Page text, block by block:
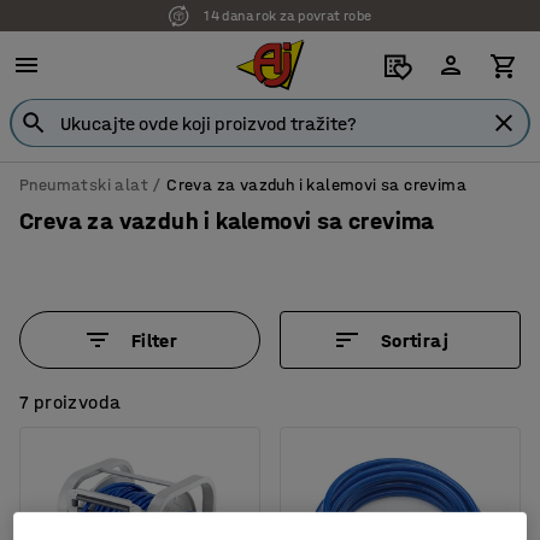
14 dana rok za povrat robe
Pneumatski alat Creva za vazduh i kalemovi sa crevima
Creva za vazduh i kalemovi sa crevima
Filter Sortiraj
7 proizvoda